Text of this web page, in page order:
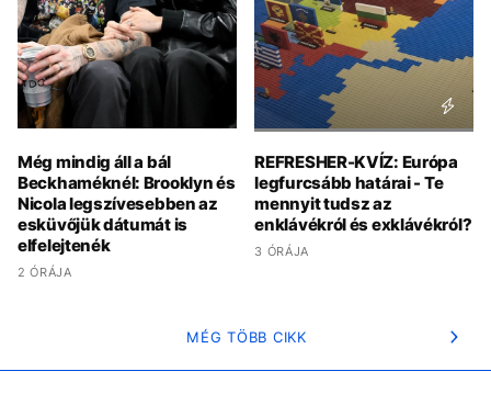
Még mindig áll a bál
Beckhaméknél: Brooklyn és
Nicola legszívesebben az
esküvőjük dátumát is
elfelejtenék
2 ÓRÁJA
REFRESHER-KVÍZ: Európa
legfurcsább határai - Te
mennyit tudsz az
enklávékról és exklávékról?
3 ÓRÁJA
MÉG TÖBB CIKK